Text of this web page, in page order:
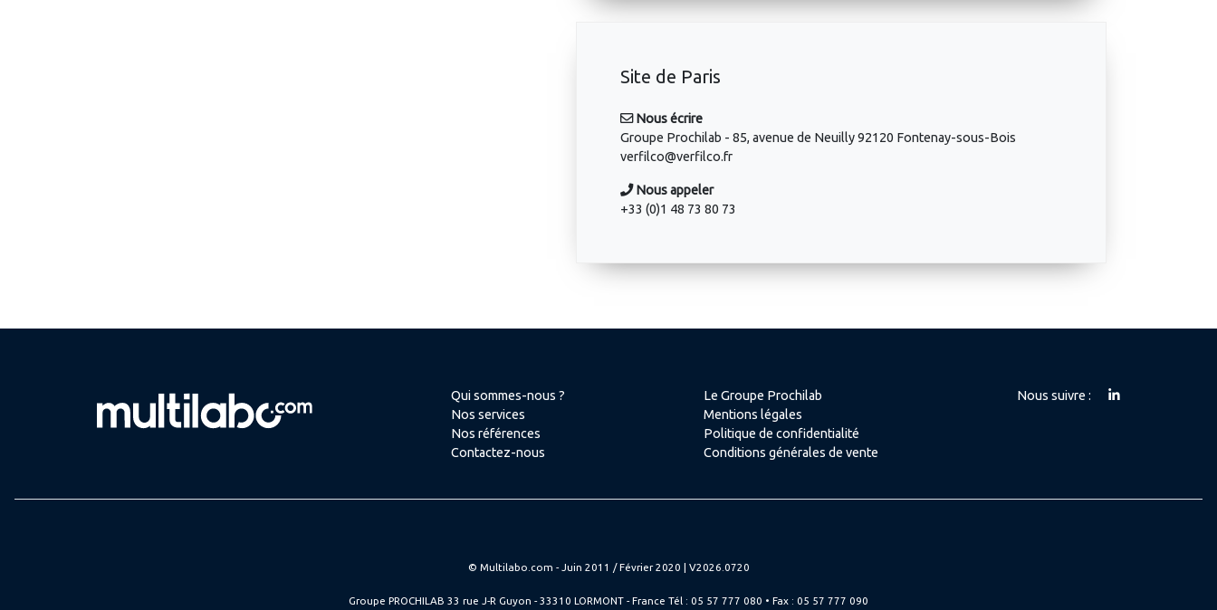
Site de Paris
Nous écrire
Groupe Prochilab - 85, avenue de Neuilly 92120 Fontenay-sous-Bois
verfilco@verfilco.fr
Nous appeler
+33 (0)1 48 73 80 73
Qui sommes-nous ?
Nos services
Nos références
Contactez-nous
Le Groupe Prochilab
Mentions légales
Politique de confidentialité
Conditions générales de vente
Nous suivre :
© Multilabo.com - Juin 2011 / Février 2020 | V2026.0720
Groupe PROCHILAB 33 rue J-R Guyon - 33310 LORMONT - France Tél : 05 57 777 080 • Fax : 05 57 777 090